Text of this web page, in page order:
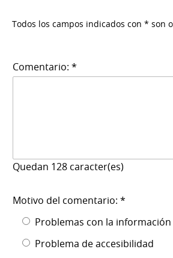
Todos los campos indicados con * son
Comentario: *
Quedan 128 caracter(es)
Motivo del comentario: *
Problemas con la
Problema de accesibilidad